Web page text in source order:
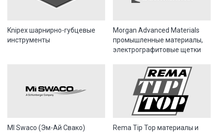
Knipex шарнирно-губцевые
инструменты
Morgan Advanced Materials
промышленные материалы,
электрографитовые щетки
MI Swaco (Эм-Ай Свако)
Rema Tip Top материалы и